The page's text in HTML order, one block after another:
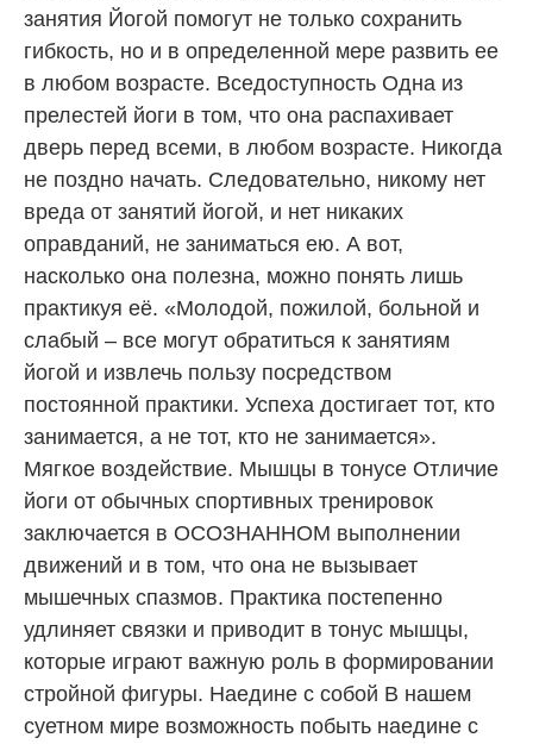
занятия Йогой помогут не только сохранить
гибкость, но и в определенной мере развить ее
в любом возрасте. Вседоступность Одна из
прелестей йоги в том, что она распахивает
дверь перед всеми, в любом возрасте. Никогда
не поздно начать. Следовательно, никому нет
вреда от занятий йогой, и нет никаких
оправданий, не заниматься ею. А вот,
насколько она полезна, можно понять лишь
практикуя её. «Молодой, пожилой, больной и
слабый – все могут обратиться к занятиям
йогой и извлечь пользу посредством
постоянной практики. Успеха достигает тот, кто
занимается, а не тот, кто не занимается».
Мягкое воздействие. Мышцы в тонусе Отличие
йоги от обычных спортивных тренировок
заключается в ОСОЗНАННОМ выполнении
движений и в том, что она не вызывает
мышечных спазмов. Практика постепенно
удлиняет связки и приводит в тонус мышцы,
которые играют важную роль в формировании
стройной фигуры. Наедине с собой В нашем
суетном мире возможность побыть наедине с